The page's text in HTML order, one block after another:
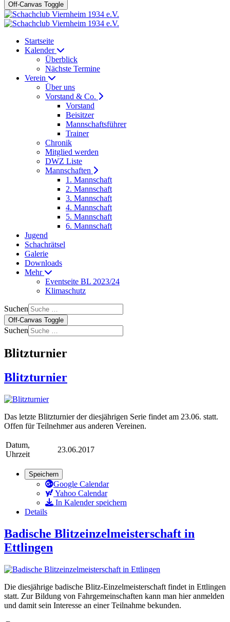
Off-Canvas Toggle
Startseite
Kalender
Überblick
Nächste Termine
Verein
Über uns
Vorstand & Co.
Vorstand
Beisitzer
Mannschaftsführer
Trainer
Chronik
Mitglied werden
DWZ Liste
Mannschaften
1. Mannschaft
2. Mannschaft
3. Mannschaft
4. Mannschaft
5. Mannschaft
6. Mannschaft
Jugend
Schachrätsel
Galerie
Downloads
Mehr
Eventseite BL 2023/24
Klimaschutz
Suchen
Off-Canvas Toggle
Suchen
Blitzturnier
Blitzturnier
Das letzte Blitzturnier der diesjährigen Serie findet am 23.06. statt.
Offen für Teilnehmer aus anderen Vereinen.
Datum,
Uhrzeit
23.06.2017
Speichern
Google Calendar
Yahoo Calendar
In Kalender speichern
Details
Badische Blitzeinzelmeisterschaft in
Ettlingen
Die diesjährige badische Blitz-Einzelmeisterschaft findet in Ettlingen
statt. Zur Bildung von Fahrgemeinschaften kann man hier anmelden
und damit sein Interesse an einer Teilnahme bekunden.